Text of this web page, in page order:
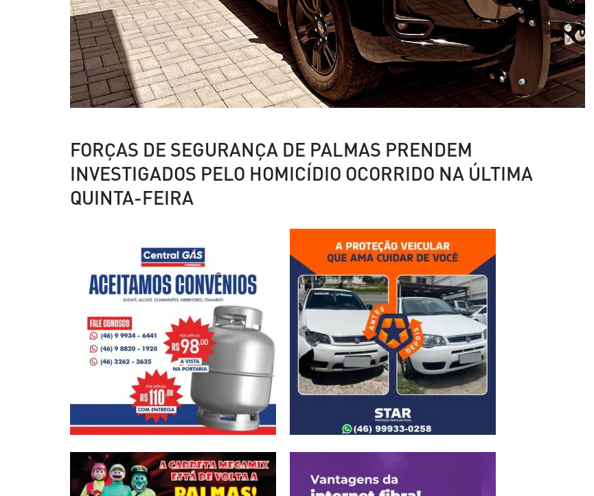
FORÇAS DE SEGURANÇA DE PALMAS PRENDEM
INVESTIGADOS PELO HOMICÍDIO OCORRIDO NA ÚLTIMA
QUINTA-FEIRA